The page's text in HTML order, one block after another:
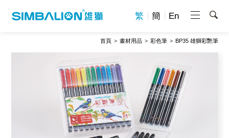
繁 簡 En
首頁 畫材用品 彩色筆 BP35 雄獅彩艷筆